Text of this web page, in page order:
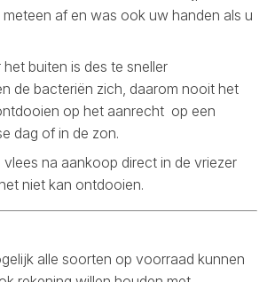
af en was ook uw handen als u
buiten is des te sneller
de bacteriën zich, daarom nooit het
op het aanrecht op een
dag of in de zon.
vlees na aankoop direct in de vriezer
niet kan ontdooien.
alle soorten op voorraad kunnen